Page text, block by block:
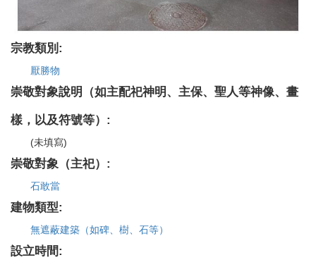
宗教類別:
厭勝物
崇敬對象說明（如主配祀神明、主保、聖人等神像、畫
樣，以及符號等）:
(未填寫)
崇敬對象（主祀）:
石敢當
建物類型:
無遮蔽建築（如碑、樹、石等）
設立時間: